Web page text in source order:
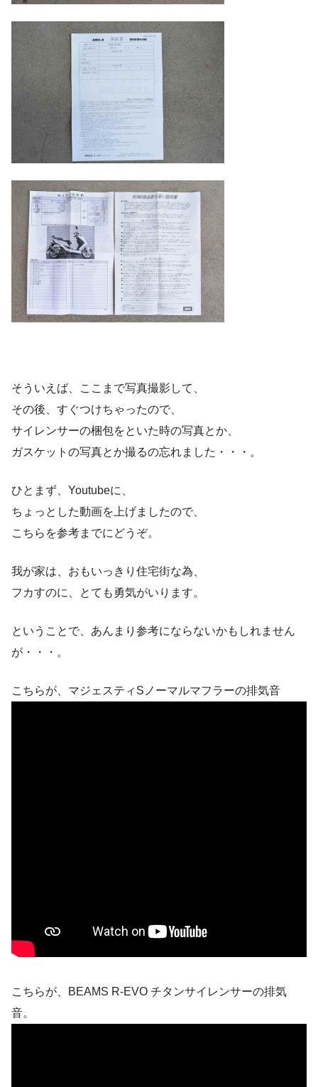
そういえば、ここまで写真撮影して、
その後、すぐつけちゃったので、
サイレンサーの梱包をといた時の写真とか、
ガスケットの写真とか撮るの忘れました・・・。
ひとまず、Youtubeに、
ちょっとした動画を上げましたので、
こちらを参考までにどうぞ。
我が家は、おもいっきり住宅街な為、
フカすのに、とても勇気がいります。
ということで、あんまり参考にならないかもしれません
が・・・。
こちらが、マジェスティSノーマルマフラーの排気音
こちらが、BEAMS R-EVO チタンサイレンサーの排気
音。